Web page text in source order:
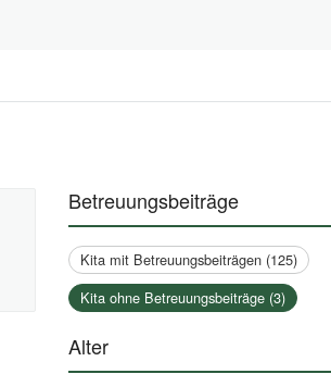
Betreuungsbeiträge
Kita mit Betreuungsbeiträgen (125)
Kita ohne Betreuungsbeiträge (3)
Alter